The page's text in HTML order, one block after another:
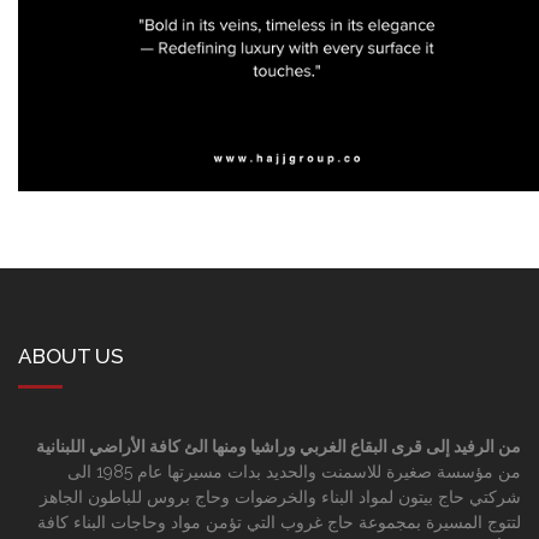
ABOUT US
من الرفيد إلى قرى البقاع الغربي وراشيا ومنها الئ كافة الأراضي اللبنانية
من مؤسسة صغيرة للاسمنت والحديد بدات مسيرتها عام 1985 الى
شركتي حاج بيتون لمواد البناء والخرضوات وحاج بروس للباطون الجاهز
لتتوج المسيرة بمجموعة حاج غروب التي تؤمن مواد وحاجات البناء كافة